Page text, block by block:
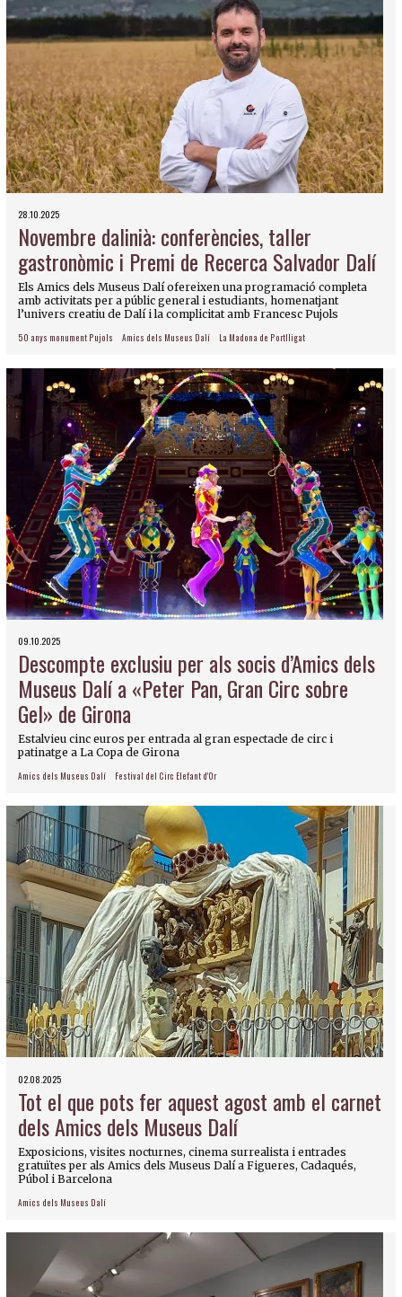
28.10.2025
Novembre dalinià: conferències, taller
gastronòmic i Premi de Recerca Salvador Dalí
Els Amics dels Museus Dalí ofereixen una programació completa
amb activitats per a públic general i estudiants, homenatjant
l’univers creatiu de Dalí i la complicitat amb Francesc Pujols
50 anys monument Pujols Amics dels Museus Dalí La Madona de Portlligat
09.10.2025
Descompte exclusiu per als socis d’Amics dels
Museus Dalí a «Peter Pan, Gran Circ sobre
Gel» de Girona
Estalvieu cinc euros per entrada al gran espectacle de circ i
patinatge a La Copa de Girona
Amics dels Museus Dalí Festival del Circ Elefant d'Or
02.08.2025
Tot el que pots fer aquest agost amb el carnet
dels Amics dels Museus Dalí
Exposicions, visites nocturnes, cinema surrealista i entrades
gratuïtes per als Amics dels Museus Dalí a Figueres, Cadaqués,
Púbol i Barcelona
Amics dels Museus Dalí